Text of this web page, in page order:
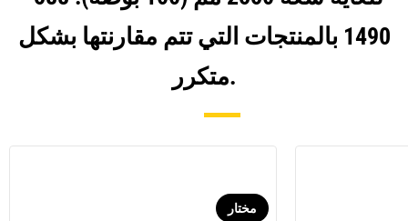
1490 بالمنتجات التي تتم مقارنتها بشكل
متكرر.
مختار